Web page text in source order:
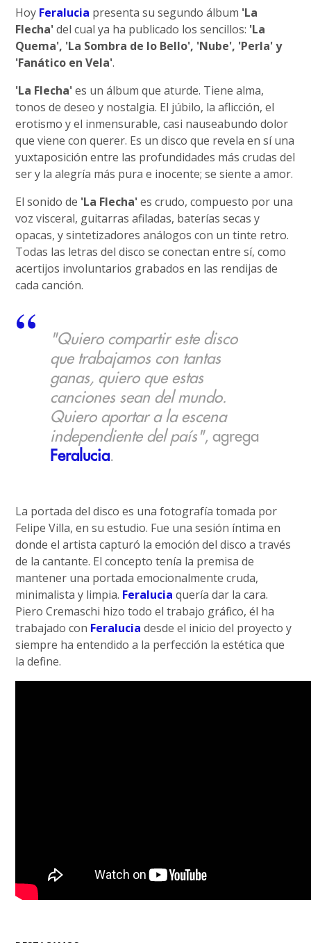
Hoy Feralucia presenta su segundo álbum 'La
Flecha'del cual ya ha publicado los sencillos: 'La
Quema', 'La Sombra de lo Bello', 'Nube', 'Perla' y
'Fanático en Vela'.
'La Flecha'es un álbum que aturde. Tiene alma,
tonos de deseo y nostalgia. El júbilo, la aflicción, el
erotismo y el inmensurable, casi nauseabundo dolor
que viene con querer. Es un disco que revela en sí una
yuxtaposición entre las profundidades más crudas del
ser y la alegría más pura e inocente; se siente a amor.
El sonido de 'La Flecha'es crudo, compuesto por una
voz visceral, guitarras afiladas, baterías secas y
opacas, y sintetizadores análogos con un tinte retro.
Todas las letras del disco se conectan entre sí, como
acertijos involuntarios grabados en las rendijas de
cada canción.
"Quiero compartir este disco
que trabajamos con tantas
ganas, quiero que estas
canciones sean del mundo.
Quiero aportar a la escena
independiente del país", agrega
Feralucia.
La portada del disco es una fotografía tomada por
Felipe Villa, en su estudio. Fue una sesión íntima en
donde el artista capturó la emoción del disco a través
de la cantante. El concepto tenía la premisa de
mantener una portada emocionalmente cruda,
minimalista y limpia. Feralucia quería dar la cara.
Piero Cremaschi hizo todo el trabajo gráfico, él ha
trabajado con Feralucia desde el inicio del proyecto y
siempre ha entendido a la perfección la estética que
la define.